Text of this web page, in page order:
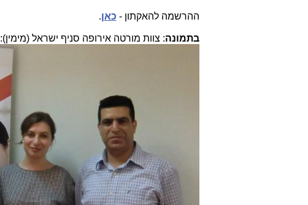
ההרשמה להאקתון - כאן.
בתמונה: צוות מורטה אירופה סניף ישראל (מימין):